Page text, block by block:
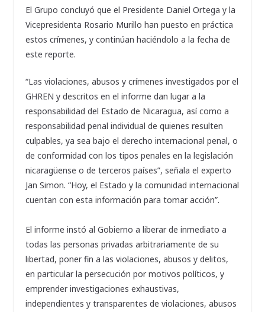
El Grupo concluyó que el Presidente Daniel Ortega y la
Vicepresidenta Rosario Murillo han puesto en práctica
estos crímenes, y continúan haciéndolo a la fecha de
este reporte.
“Las violaciones, abusos y crímenes investigados por el
GHREN y descritos en el informe dan lugar a la
responsabilidad del Estado de Nicaragua, así como a
responsabilidad penal individual de quienes resulten
culpables, ya sea bajo el derecho internacional penal, o
de conformidad con los tipos penales en la legislación
nicaragüense o de terceros países”, señala el experto
Jan Simon. “Hoy, el Estado y la comunidad internacional
cuentan con esta información para tomar acción”.
El informe instó al Gobierno a liberar de inmediato a
todas las personas privadas arbitrariamente de su
libertad, poner fin a las violaciones, abusos y delitos,
en particular la persecución por motivos políticos, y
emprender investigaciones exhaustivas,
independientes y transparentes de violaciones, abusos